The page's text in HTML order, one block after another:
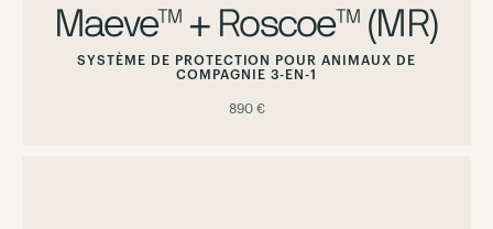
Maeve™ + Roscoe™ (MR)
SYSTÈME DE PROTECTION POUR ANIMAUX DE
COMPAGNIE 3-EN-1
890 €